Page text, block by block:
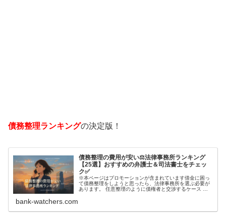
債務整理ランキングの決定版！
債務整理の費用が安い⚖️法律事務所ランキング
【25選】おすすめの弁護士＆司法書士をチェッ
ク✅
※本ページはプロモーションが含まれています借金に困っ
て債務整理をしようと思ったら、法律事務所を選ぶ必要が
あります。 任意整理のように債権者と交渉するケース 自
bank-watchers.com